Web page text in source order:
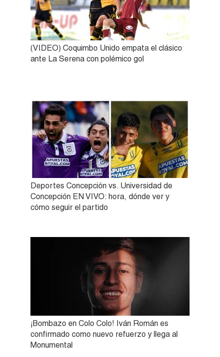
(VIDEO) Coquimbo Unido empata el clásico
ante La Serena con polémico gol
Deportes Concepción vs. Universidad de
Concepción EN VIVO: hora, dónde ver y
cómo seguir el partido
¡Bombazo en Colo Colo! Iván Román es
confirmado como nuevo refuerzo y llega al
Monumental